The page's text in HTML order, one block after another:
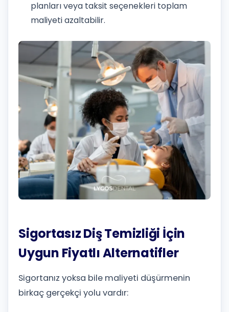
planları veya taksit seçenekleri toplam
maliyeti azaltabilir.
Sigortasız Diş Temizliği İçin
Uygun Fiyatlı Alternatifler
Sigortanız yoksa bile maliyeti düşürmenin
birkaç gerçekçi yolu vardır: